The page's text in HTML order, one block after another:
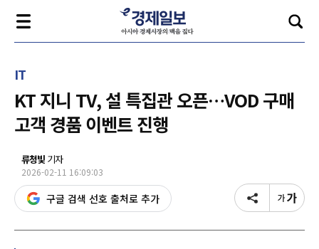
IT
KT 지니 TV, 설 특집관 오픈…VOD 구매
고객 경품 이벤트 진행
류청빛 기자
2026-02-11 16:09:03
구글 검색 선호 출처로 추가